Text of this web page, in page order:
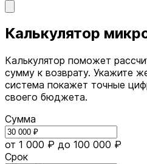
Калькулятор
Калькулятор поможет
сумму к возврату. Укажите
система покажет точные
своего бюджета.
Сумма
от 1 000 ₽ до 100 000 ₽
Срок